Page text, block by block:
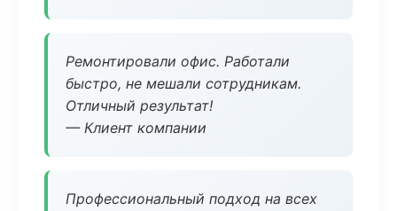
Ремонтировали офис. Работали
быстро, не мешали сотрудникам.
Отличный результат!
— Клиент компании
Профессиональный подход на всех